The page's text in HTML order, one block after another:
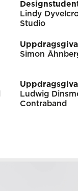
Lindy
Studio
Simon
Ludwig
Contraband